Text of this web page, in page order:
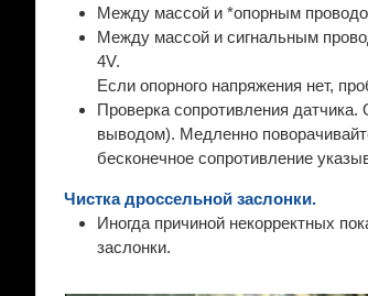
Между массой и *опорным
Между массой и сигнальным
4V.
Если опорного напряжения нет,
Проверка сопротивления
выводом). Медленно
бесконечное сопротивление
Чистка дроссельной заслонки.
Иногда причиной некорректных
заслонки.